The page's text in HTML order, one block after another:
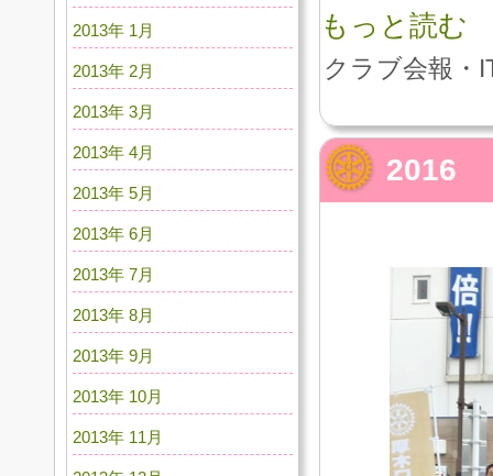
もっと読む
クラブ会報・
2016
2013年 1月
2013年 2月
2013年 3月
2013年 4月
2013年 5月
2013年 6月
2013年 7月
2013年 8月
2013年 9月
2013年 10月
2013年 11月